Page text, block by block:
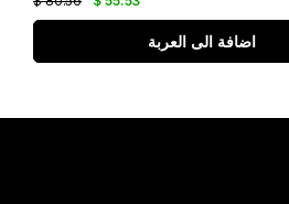
اضافة الى العربة